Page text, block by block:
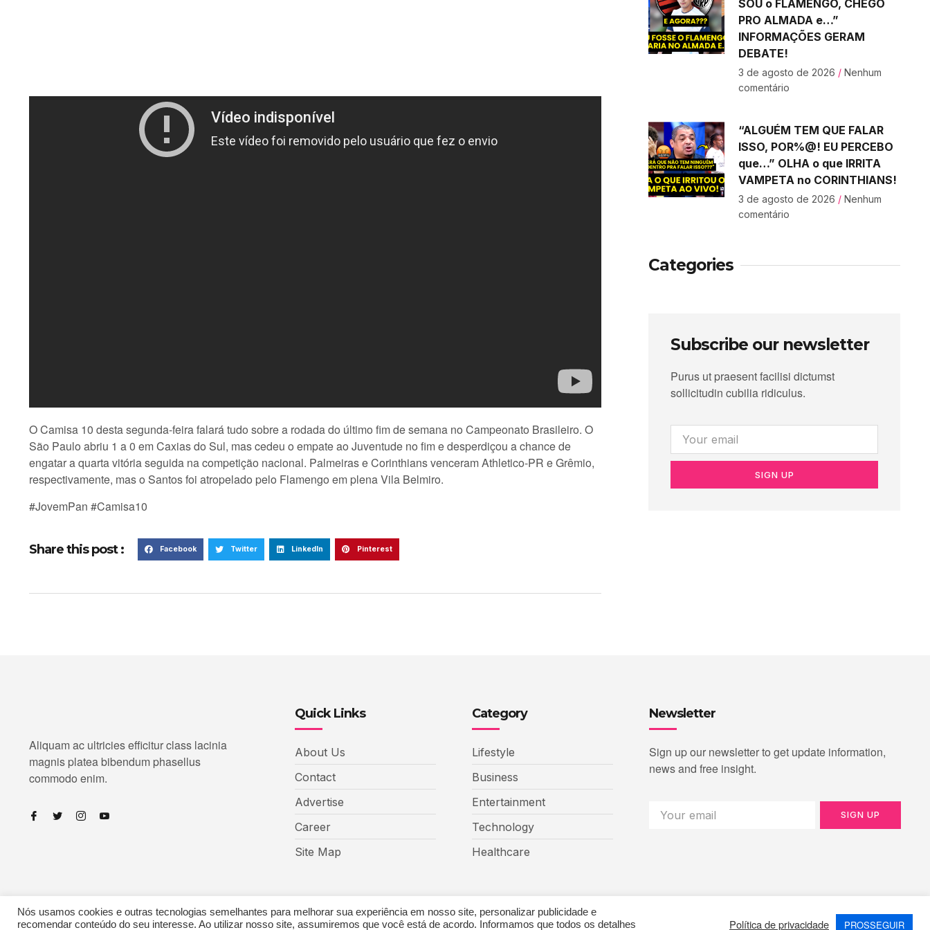
O Camisa 10 desta segunda-feira falará tudo sobre a rodada do último fim de semana no Campeonato Brasileiro. O
São Paulo abriu 1 a 0 em Caxias do Sul, mas cedeu o empate ao Juventude no fim e desperdiçou a chance de
engatar a quarta vitória seguida na competição nacional. Palmeiras e Corinthians venceram Athletico-PR e Grêmio,
respectivamente, mas o Santos foi atropelado pelo Flamengo em plena Vila Belmiro.
#JovemPan #Camisa10
Share this post : Facebook Twitter LinkedIn Pinterest
SOU o FLAMENGO, CHEGO
PRO ALMADA e…”
INFORMAÇÕES GERAM
DEBATE!
3 de agosto de 2026 Nenhum
comentário
“ALGUÉM TEM QUE FALAR
ISSO, POR%@! EU PERCEBO
que…” OLHA o que IRRITA
VAMPETA no CORINTHIANS!
3 de agosto de 2026 Nenhum
comentário
Categories
Subscribe our newsletter
Purus ut praesent facilisi dictumst
sollicitudin cubilia ridiculus.
SIGN UP
Aliquam ac ultricies efficitur class lacinia
magnis platea bibendum phasellus
commodo enim.
Quick Links
About Us
Contact
Advertise
Career
Site Map
Category
Lifestyle
Business
Entertainment
Technology
Healthcare
Newsletter
Sign up our newsletter to get update information,
news and free insight.
SIGN UP
Nós usamos cookies e outras tecnologias semelhantes para melhorar sua experiência em nosso site, personalizar publicidade e
recomendar conteúdo do seu interesse. Ao utilizar nosso site, assumiremos que você está de acordo. Informamos que todos os detalhes
Política de privacidade PROSSEGUIR